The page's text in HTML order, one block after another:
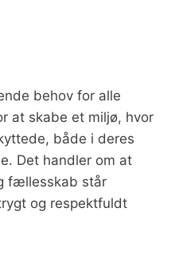
behov for alle
at skabe et miljø, hvor
både i deres
Det handler om at
fællesskab står
og respektfuldt